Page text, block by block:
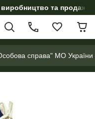
виробництво та продаж
справа" МО України